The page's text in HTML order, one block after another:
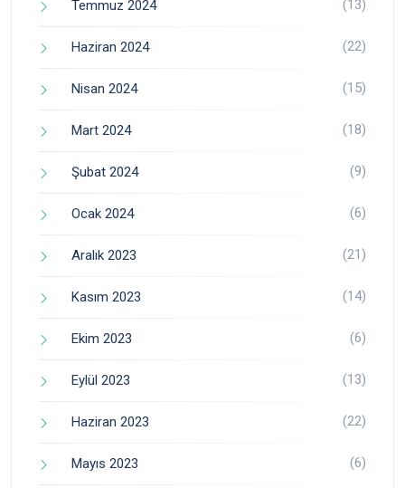
Temmuz 2024 (13)
Haziran 2024 (22)
Nisan 2024 (15)
Mart 2024 (18)
Şubat 2024 (9)
Ocak 2024 (6)
Aralık 2023 (21)
Kasım 2023 (14)
Ekim 2023 (6)
Eylül 2023 (13)
Haziran 2023 (22)
Mayıs 2023 (6)